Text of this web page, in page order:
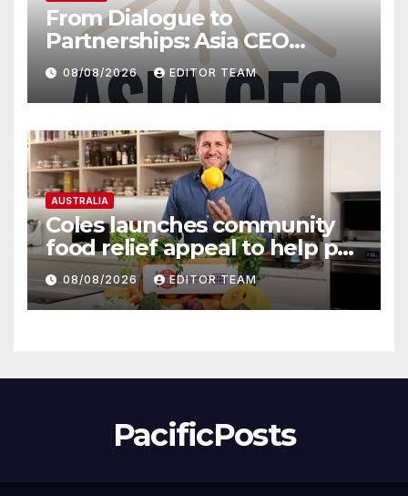
From Dialogue to
Partnerships: Asia CEO
Community Malaysia’s Track
Record of Bringing Leaders
Together
08/08/2026 EDITOR TEAM
AUSTRALIA
Coles launches community
food relief appeal to help put
more meals on Australian
tables
08/08/2026 EDITOR TEAM
PacificPosts